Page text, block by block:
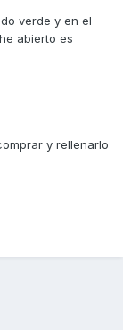
verde y en el
abierto es
y rellenarlo